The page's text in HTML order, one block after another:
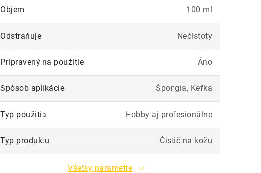
Objem 100 ml
Odstraňuje Nečistoty
Pripravený na použitie Áno
Spôsob aplikácie Špongia, Kefka
Typ použitia Hobby aj profesionálne
Typ produktu Čistič na kožu
Všetky parametre